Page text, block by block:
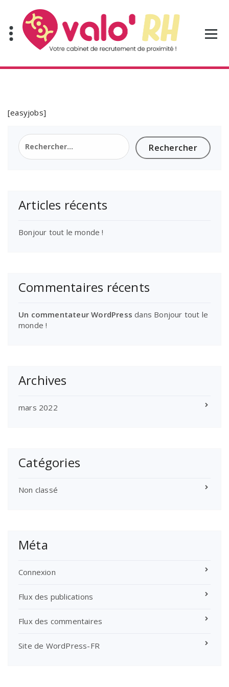
contenu
[easyjobs]
Rechercher :
Articles récents
Bonjour tout le monde !
Commentaires récents
Un commentateur WordPress dans Bonjour tout le
monde !
Archives
mars 2022
Catégories
Non classé
Méta
Connexion
Flux des publications
Flux des commentaires
Site de WordPress-FR